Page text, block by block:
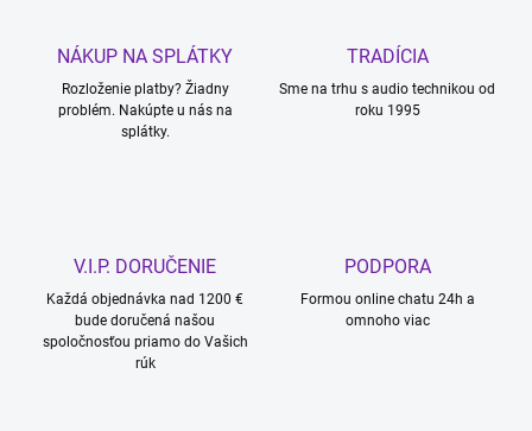
NÁKUP NA SPLÁTKY
Rozloženie platby? Žiadny
problém. Nakúpte u nás na
splátky.
TRADÍCIA
Sme na trhu s audio technikou od
roku 1995
V.I.P. DORUČENIE
Každá objednávka nad 1200 €
bude doručená našou
spoločnosťou priamo do Vašich
rúk
PODPORA
Formou online chatu 24h a
omnoho viac